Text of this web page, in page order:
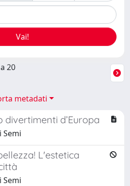
20
metadati
divertimenti d’Europa
Semi
L'estetica
Semi